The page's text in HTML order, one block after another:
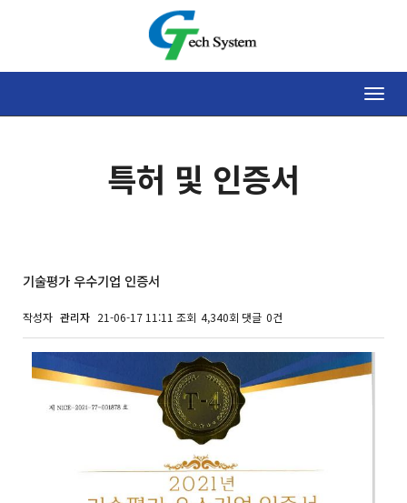
Toggle
특허 및 인증서
기술평가 우수기업 인증서
작성자 관리자 21-06-17 11:11 조회 4,340회 댓글 0건